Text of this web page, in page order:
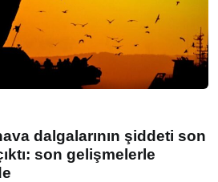
dalgalarının şiddeti son
son gelişmelerle